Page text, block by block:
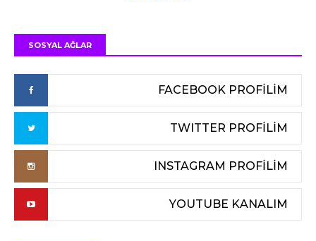
SOSYAL AĞLAR
FACEBOOK PROFİLİM
TWITTER PROFİLİM
INSTAGRAM PROFİLİM
YOUTUBE KANALIM